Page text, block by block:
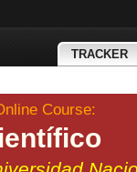
TRACKER
Course: